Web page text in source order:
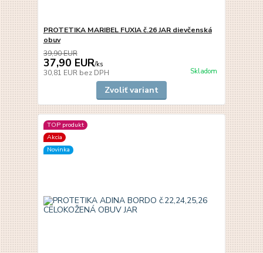
PROTETIKA MARIBEL FUXIA č.26 JAR dievčenská
obuv
39,90 EUR
37,90 EUR/ks
30,81 EUR bez DPH Skladom
Zvoliť variant
TOP produkt
Akcia
Novinka